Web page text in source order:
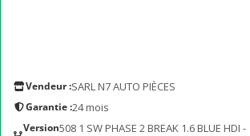
Vendeur :SARL N7 AUTO PIÈCES
Garantie :24 mois
Version508 1 SW PHASE 2 BREAK 1.6 BLUE HDI -